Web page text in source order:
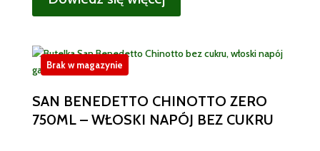
57,80 zł. 28,50 zł.
SAN BENEDETTO CHINOTTO ZERO
750ML – WŁOSKI NAPÓJ BEZ CUKRU
Brak w magazynie